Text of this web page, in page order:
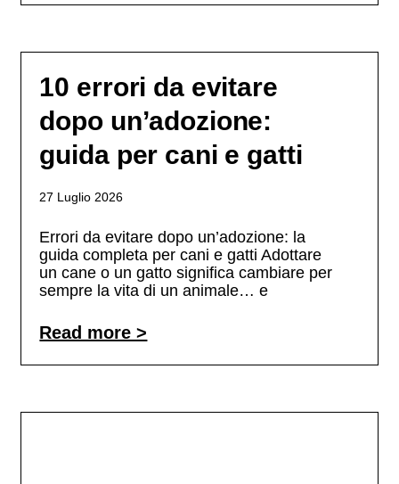
10 errori da evitare
dopo un’adozione:
guida per cani e gatti
27 Luglio 2026
Errori da evitare dopo un’adozione: la
guida completa per cani e gatti Adottare
un cane o un gatto significa cambiare per
sempre la vita di un animale… e
Read more >